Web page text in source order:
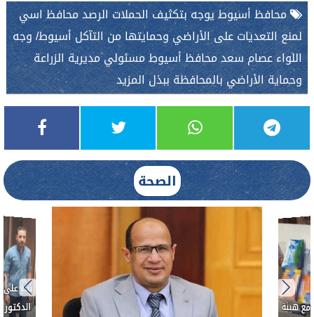
محافظ أسيوط يوجه بتكثيف الحملات الرصد محافظ اسي
لمنع التعديات على الأراضي وحمايتها من التآكل أسيوط/ وجه
اللواء عصام سعد محافظ أسيوط مسئولي مديرية الزراعة
وحماية الأراضي بالمحافظة ببذل المزيد
الصحة
بناءً
حادث
هيئة